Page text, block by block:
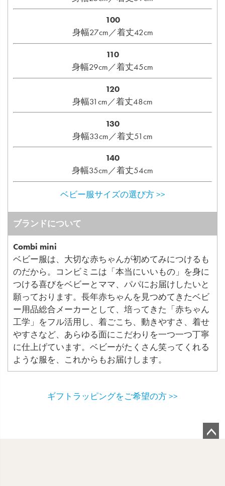
100
身幅27cm／着丈42cm
110
身幅29cm／着丈45cm
120
身幅31cm／着丈48cm
130
身幅33cm／着丈51cm
140
身幅35cm／着丈54cm
ベビー服サイズの選び方 >>
ブランドについて
Combi mini
ベビー服は、大切な赤ちゃんが初めてみにつけるも
のだから。コンビミニは「本当にいいもの」を身に
つける喜びをベビーとママ、パパにお届けしたいと
願っております。長年赤ちゃんを見つめてきたベビ
ー用品総合メーカーとして、培ってきた「赤ちゃん
工学」をフル活用し、着ごこち、動きやすさ、着せ
やすさなど、あらゆる面にこだわりを一つ一つ丁寧
に仕上げています。ベビーがたくさん笑ってくれる
ような服を、これからもお届けします。
ギフトラッピングをご希望の方 >>